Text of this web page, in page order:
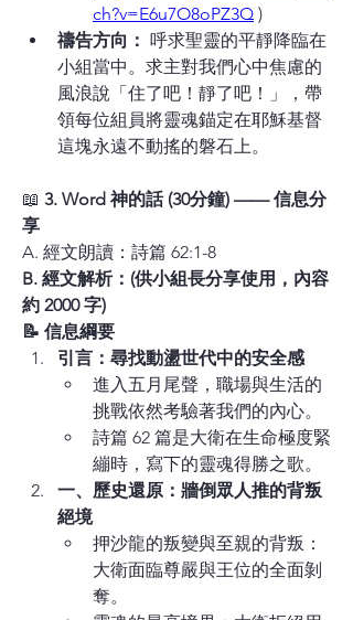
ch?v=E6u7O8oPZ3Q )
禱告方向： 呼求聖靈的平靜降臨在
小組當中。求主對我們心中焦慮的
風浪說「住了吧！靜了吧！」，帶
領每位組員將靈魂錨定在耶穌基督
這塊永遠不動搖的磐石上。
📖 3. Word 神的話 (30分鐘) —— 信息分
享
A. 經文朗讀：詩篇 62:1-8
B. 經文解析：(供小組長分享使用，內容
約 2000 字)
📝 信息綱要
引言：尋找動盪世代中的安全感
進入五月尾聲，職場與生活的
挑戰依然考驗著我們的內心。
詩篇 62 篇是大衛在生命極度緊
繃時，寫下的靈魂得勝之歌。
一、歷史還原：牆倒眾人推的背叛
絕境
押沙龍的叛變與至親的背叛：
大衛面臨尊嚴與王位的全面剝
奪。